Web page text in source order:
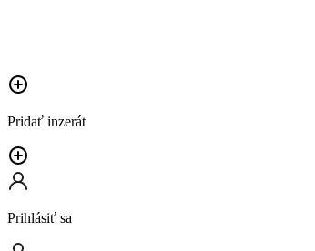
Pridať inzerát
Prihlásiť sa